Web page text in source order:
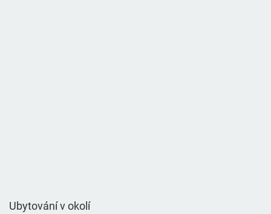
Ubytování v okolí